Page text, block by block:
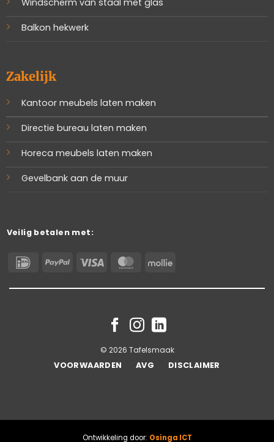
Windscherm van staal met glas
Balkon hekwerk
Zakelijk
Kantoor meubels laten maken
Directie bureau laten maken
Horeca meubels laten maken
Gevelbank aan de muur
Veilig betalen met:
IDeal PayPalVisa MasterCard
Mollie
© 2026 Tafelsmaak
VOORWAARDEN
AVG DISCLAIMER
Ontwikkeling door: Osinga ICT